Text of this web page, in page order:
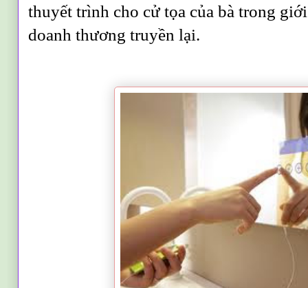
thuyết trình cho cử tọa của bà trong
doanh thương truyền lại.